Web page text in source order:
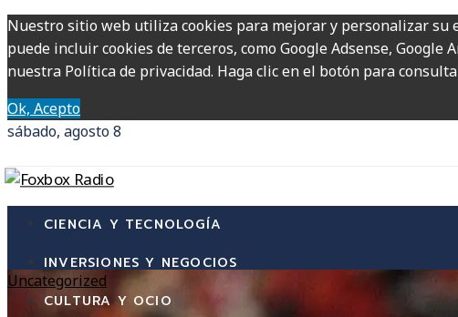
Nuestro sitio web utiliza cookies para mejorar y personalizar
puede incluir cookies de terceros, como Google Adsense,
nuestra Política de privacidad. Haga clic en el botón para
Ok, Acepto
sábado, agosto 8
CIENCIA Y TECNOLOGÍA
INVERSIONES Y NEGOCIOS
CULTURA Y OCIO
Uncategorized